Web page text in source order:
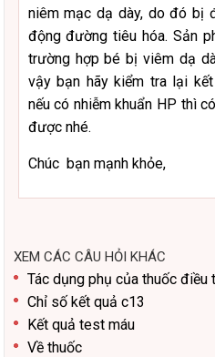
niêm mạc dạ dày, do đó bị
động đường tiêu hóa. Sản
trường hợp bé bị viêm dạ
vậy bạn hãy kiểm tra lại
nếu có nhiễm khuẩn HP thì
được nhé.
Chúc bạn mạnh khỏe,
XEM CÁC CÂU HỎI KHÁC
Tác dụng phụ của thuốc điều
Chỉ số kết quả c13
Kết quả test máu
Về thuốc